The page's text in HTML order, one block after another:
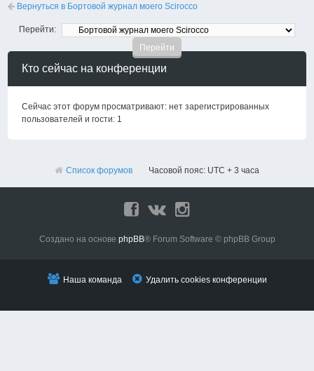
Вернуться в Бортовой журнал моего Scirocco
Перейти:
Кто сейчас на конференции
Сейчас этот форум просматривают: нет зарегистрированных
пользователей и гости: 1
Список форумов Часовой пояс: UTC + 3 часа
Создано на основе phpBB® Forum Software © phpBB Group
Наша команда Удалить cookies конференции